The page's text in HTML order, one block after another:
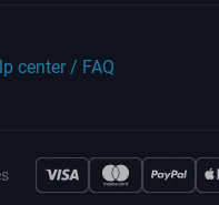
center / FAQ